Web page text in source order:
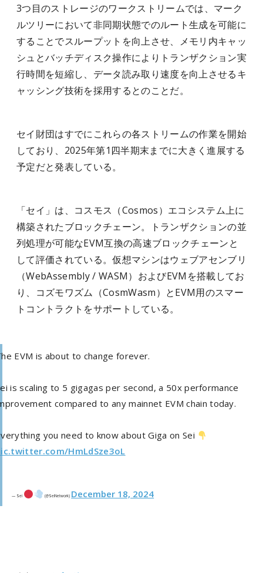
3つ目のストレージのワークストリームでは、マーク
ルツリーにおいて非同期状態でのルート生成を可能に
することでスループットを向上させ、メモリ内キャッ
シュとバッチディスク操作によりトランザクション実
行時間を短縮し、データ読み取り速度を向上させるキ
ャッシング技術を採用するとのことだ。
セイ財団はすでにこれらの各ストリームの作業を開始
しており、2025年第1四半期末までに大きく進展する
予定だと発表している。
「セイ」は、コスモス（Cosmos）エコシステム上に
構築されたブロックチェーン。トランザクションの並
列処理が可能なEVM互換の高速ブロックチェーンと
して評価されている。仮想マシンはウェブアセンブリ
（WebAssembly / WASM）およびEVMを搭載してお
り、コズモワズム（CosmWasm）とEVM用のスマー
トコントラクトをサポートしている。
EVM is about to change forever.
is scaling to 5 gigagas per second, a 50x performance
compared to any mainnet EVM chain today.
you need to know about Giga on Sei
HmLdSze3oL
— Sei (@SeiNetwork) December 18, 2024